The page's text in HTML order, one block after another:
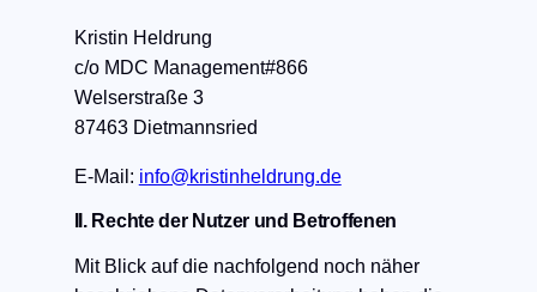
Kristin Heldrung
c/o MDC Management#866
Welserstraße 3
87463 Dietmannsried
​E-Mail: info@kristinheldrung.de
II. Rechte der Nutzer und Betroffenen
Mit Blick auf die nachfolgend noch näher